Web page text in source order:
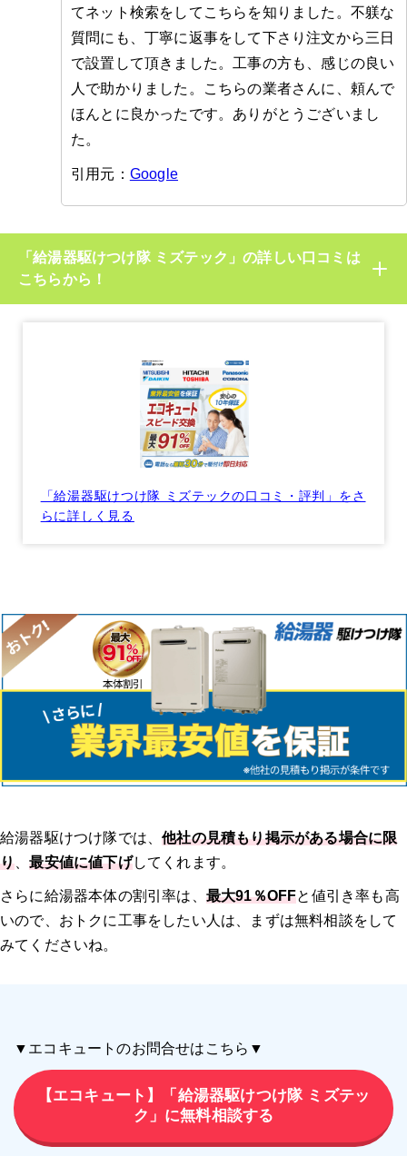
てネット検索をしてこちらを知りました。不躾な
質問にも、丁寧に返事をして下さり注文から三日
で設置して頂きました。工事の方も、感じの良い
人で助かりました。こちらの業者さんに、頼んで
ほんとに良かったです。ありがとうございまし
た。
引用元： Google
「給湯器駆けつけ隊 ミズテック」の詳しい口コミは
こちらから！
「給湯器駆けつけ隊 ミズテックの口コミ・評判」をさ
らに詳しく見る
給湯器駆けつけ隊では、他社の見積もり掲示がある場合に限
り、最安値に値下げしてくれます。
さらに給湯器本体の割引率は、 最大91％OFFと値引き率も高
いので、おトクに工事をしたい人は、まずは無料相談をして
みてくださいね。
▼エコキュートのお問合せはこちら▼
【エコキュート】「給湯器駆けつけ隊 ミズテッ
ク」に無料相談する